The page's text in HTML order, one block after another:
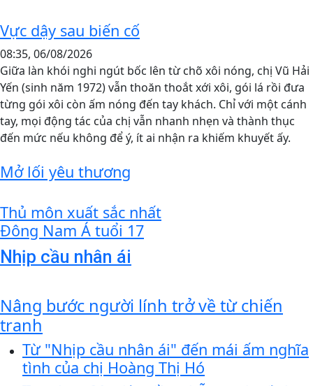
Vực dậy sau biến cố
08:35, 06/08/2026
Giữa làn khói nghi ngút bốc lên từ chõ xôi nóng, chị Vũ Hải
Yến (sinh năm 1972) vẫn thoăn thoắt xới xôi, gói lá rồi đưa
từng gói xôi còn ấm nóng đến tay khách. Chỉ với một cánh
tay, mọi động tác của chị vẫn nhanh nhẹn và thành thục
đến mức nếu không để ý, ít ai nhận ra khiếm khuyết ấy.
Mở lối yêu thương
Thủ môn xuất sắc nhất
Đông Nam Á tuổi 17
Nhịp cầu nhân ái
Nâng bước người lính trở về từ chiến
tranh
Từ "Nhịp cầu nhân ái" đến mái ấm nghĩa
tình của chị Hoàng Thị Hó